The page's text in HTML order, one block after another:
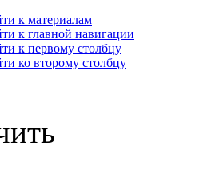
к материалам
к главной навигации
к первому столбцу
ко второму столбцу